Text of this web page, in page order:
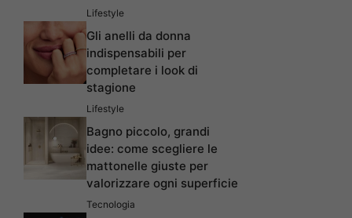
Lifestyle
Gli anelli da donna
indispensabili per
completare i look di
stagione
Lifestyle
Bagno piccolo, grandi
idee: come scegliere le
mattonelle giuste per
valorizzare ogni superficie
Tecnologia